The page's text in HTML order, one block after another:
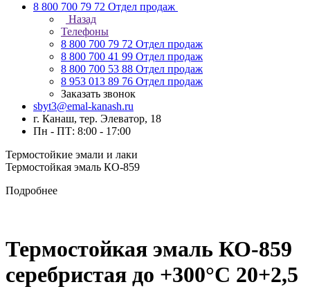
8 800 700 79 72 Отдел продаж
Назад
Телефоны
8 800 700 79 72 Отдел продаж
8 800 700 41 99 Отдел продаж
8 800 700 53 88 Отдел продаж
8 953 013 89 76 Отдел продаж
Заказать звонок
sbyt3@emal-kanash.ru
г. Канаш, тер. Элеватор, 18
Пн - ПТ: 8:00 - 17:00
Термостойкие эмали и лаки
Термостойкая эмаль КО-859
Подробнее
Термостойкая эмаль КО-859
серебристая до +300°C 20+2,5